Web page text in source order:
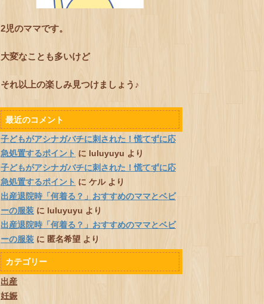
2児のママです。
大変なことも多いけど
それ以上の楽しみ見つけましょう♪
最近のコメント
子どもがアシナガバチに刺された！慌てずに応
急処置するポイント に luluyuyu より
子どもがアシナガバチに刺された！慌てずに応
急処置するポイント に ケルより
出産退院時「何着る？」おすすめのママとベビ
ーの服装 に luluyuyu より
出産退院時「何着る？」おすすめのママとベビ
ーの服装 に 匿名希望 より
カテゴリー
出産
妊娠